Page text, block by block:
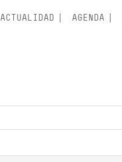
ACTUALIDAD AGENDA